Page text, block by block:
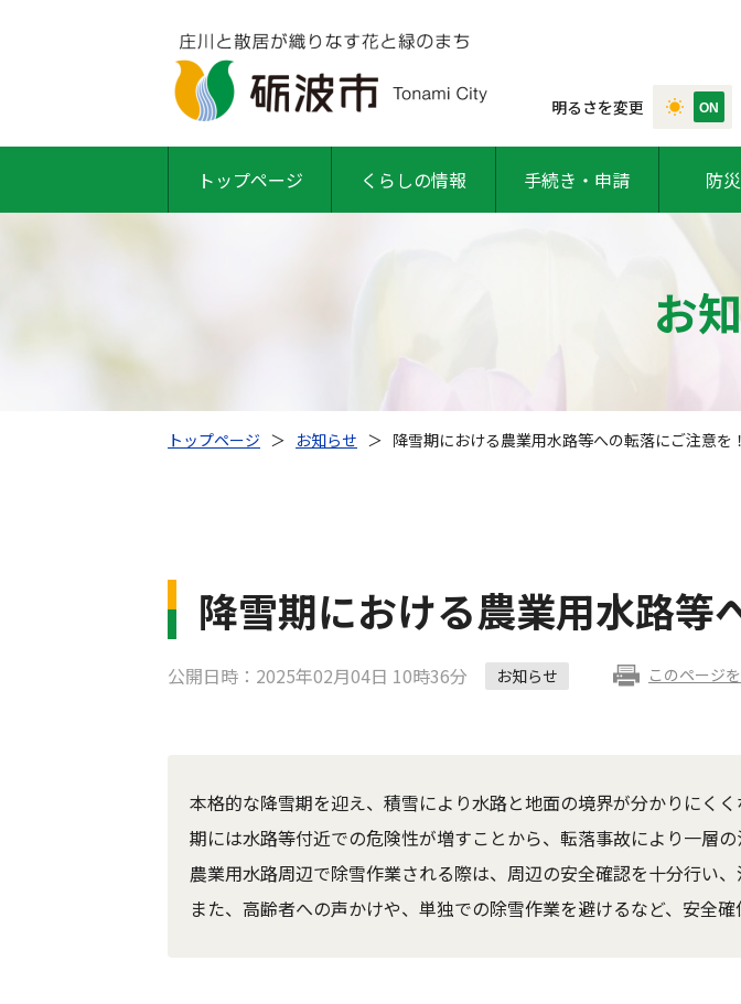
明るさを変更
トップページ くらしの情報 手続き・申請 防
お
トップページ ＞ お知らせ ＞ 降雪期における農業用水路等への転落にご注意を！
降雪期における農業用水路等
公開日時：2025年02月04日 10時36分 お知らせ このページ
本格的な降雪期を迎え、積雪により水路と地面の境界が分かりにく
期には水路等付近での危険性が増すことから、転落事故により一層の
農業用水路周辺で除雪作業される際は、周辺の安全確認を十分行い
また、高齢者への声かけや、単独での除雪作業を避けるなど、安全確